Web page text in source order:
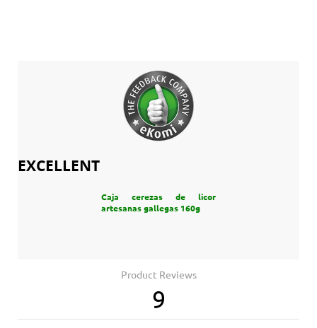
EXCELLENT
Caja cerezas de licor
artesanas gallegas 160g
Product Reviews
9